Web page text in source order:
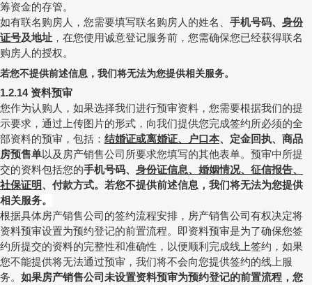
筹资金的存管。
如有联名购房人，您需要填写联名购房人的姓名、 手机号码、 身份
证号及地址 ，在您使用诚意登记服务前，您需确保您已经获得联名
购房人的授权。
若您不提供前述信息，我们将无法为您提供相关服务。
1.2.14 资料预审
您作为认购人，如果选择我们进行预审资料，您需要根据我们的提
示要求，通过上传图片的形式，向我们提供您完成签约所必须的全
部资料的预审，包括： 结婚证或离婚证、户口本、定金回执、商品
房预售单以及房产销售公司所要求您填写的其他表单。预审中所提
交的资料包括您的手机号码、 身份证信息、婚姻情况、征信报告、
社保证明、付款方式。 若您不提供前述信息，我们将无法为您提供
相关服务。
根据具体房产销售公司的签约流程安排，房产销售公司有权决定将
资料预审设置为预约登记的前置流程。即资料预审是为了确保您签
约所提交的资料的完整性和准确性，以便顺利完成线上签约，如果
您不能提供将无法通过预审，我们将不会向您提供签约的线上服
务。 如果房产销售公司未设置资料预审为预约登记的前置流程，您